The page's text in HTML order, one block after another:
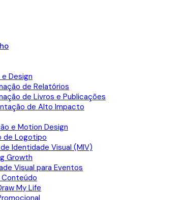
Design
de Relatórios
de Livros e Publicações
de Alto Impacto
e Motion Design
de Logotipo
Identidade Visual (MIV)
Growth
Visual para Eventos
My Life